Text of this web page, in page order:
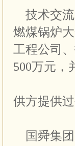
技术交流
燃煤锅炉
工程公司
500万元，
供方提供
国舜集团